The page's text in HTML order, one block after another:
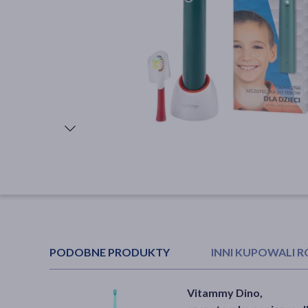
PODOBNE PRODUKTY INNI KUPOWALI
Vitammy Dino,
Health Labs ProtectMe